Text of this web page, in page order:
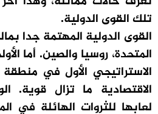
تلك القوى الدولية.
القوى الدولية المهتمة جدا
المتحدة، روسيا والصين. أما
الاستراتيجي الأول في
الاقتصادية ما تزال قوية.
لعابها للثروات الهائلة في